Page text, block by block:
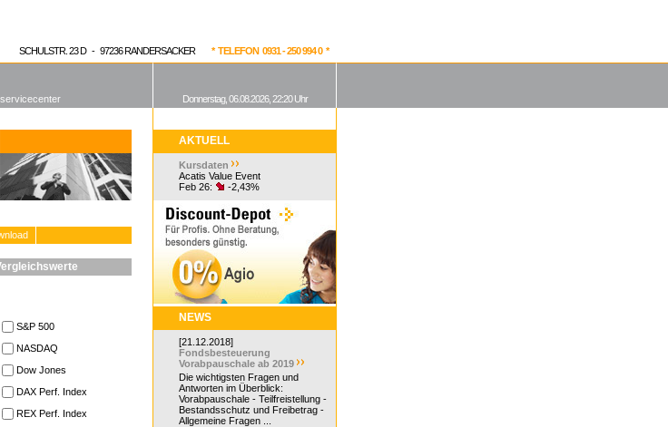
SCHULSTR. 23 D - 97236 RANDERSACKER * TELEFON 0931 - 250 994 0 *
S&P 500
NASDAQ
Dow Jones
DAX Perf. Index
REX Perf. Index
AKTUELL
Kursdaten
Acatis Value Event
Feb 26:
-2,43%
NEWS
[21.12.2018]
Fondsbesteuerung
Vorabpauschale ab 2019
Die wichtigsten Fragen und
Antworten im Überblick:
Vorabpauschale - Teilfreistellung -
Bestandsschutz und Freibetrag -
Allgemeine Fragen ...
Donnerstag, 06.08.2026, 22:20 Uhr